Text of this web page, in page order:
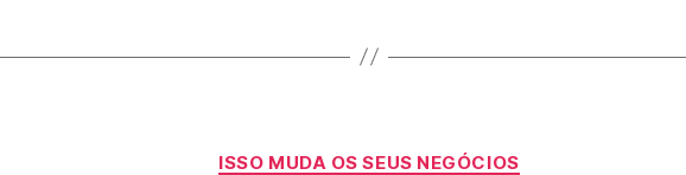
Categorias
ISSO MUDA OS SEUS NEGÓCIOS